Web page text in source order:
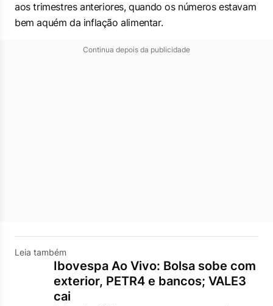
aos trimestres anteriores, quando os números estavam
bem aquém da inflação alimentar.
Continua depois da publicidade
Leia também
Ibovespa Ao Vivo: Bolsa sobe com
exterior, PETR4 e bancos; VALE3
cai